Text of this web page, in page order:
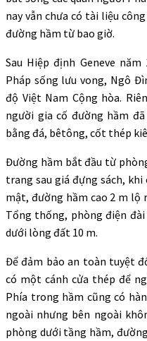
nay vẫn chưa có tài liệu
đường hầm từ bao giờ.
Sau Hiệp định Geneve
Pháp sống lưu vong, Ngô
độ Việt Nam Cộng hòa.
người gia cố đường hầm
bằng đá, bêtông, cốt thép
Đường hầm bắt đầu từ
trang sau giá đựng sách, khi
mật, đường hầm cao 2 m lộ
Tổng thống, phòng điện đài
dưới lòng đất 10 m.
Để đảm bảo an toàn tuyệt
có một cánh cửa thép để
Phía trong hầm cũng có
ngoài nhưng bên ngoài
phòng dưới tầng hầm,